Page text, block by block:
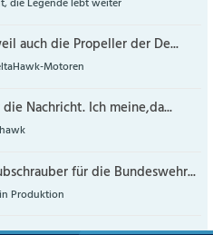
auch die Propeller der De...
Motoren
Nachricht. Ich meine,da...
für die Bundeswehr...
Produktion